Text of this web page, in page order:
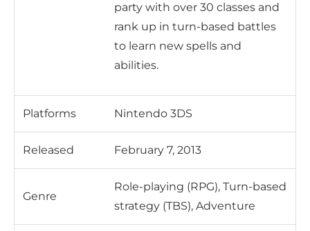
party with over 30 classes and
rank up in turn-based battles
to learn new spells and
abilities.
Platforms Nintendo 3DS
Released February 7, 2013
Genre
Role-playing (RPG), Turn-based
strategy (TBS), Adventure